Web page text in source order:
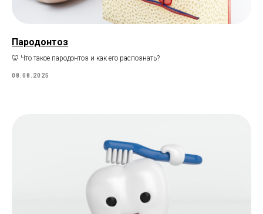
Пародонтоз
🦷 Что такое пародонтоз и как его распознать?
08.08.2025